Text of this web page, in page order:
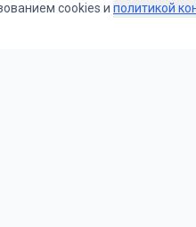
cookies и политикой